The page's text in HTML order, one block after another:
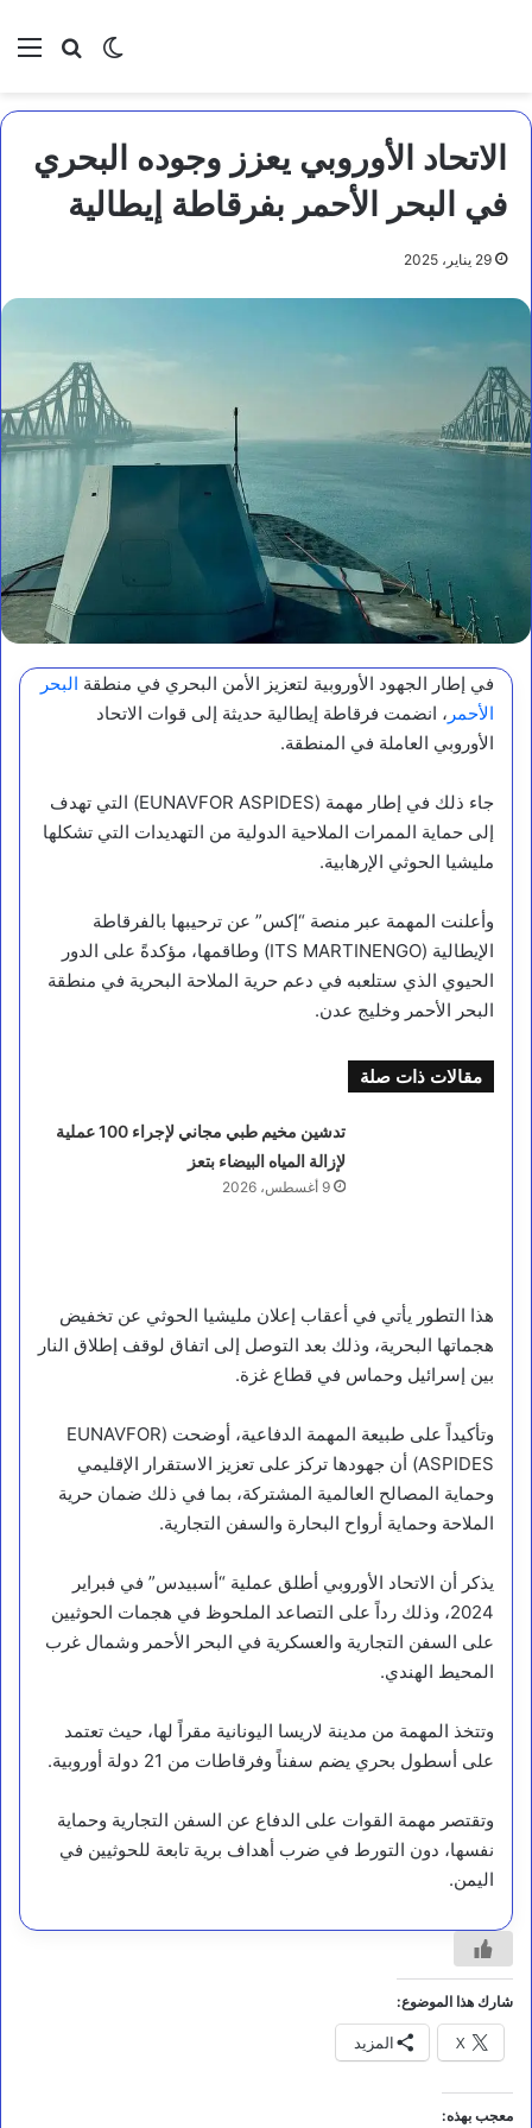
بحثالوضع
الاتحاد الأوروبي يعزز وجوده البحري
في البحر الأحمر بفرقاطة إيطالية
29 يناير، 2025
في إطار الجهود الأوروبية لتعزيز الأمن البحري في منطقة البحر
الأحمر ، انضمت فرقاطة إيطالية حديثة إلى قوات الاتحاد
الأوروبي العاملة في المنطقة.
جاء ذلك في إطار مهمة (EUNAVFOR ASPIDES) التي تهدف
إلى حماية الممرات الملاحية الدولية من التهديدات التي تشكلها
مليشيا الحوثي الإرهابية.
وأعلنت المهمة عبر منصة “إكس” عن ترحيبها بالفرقاطة
الإيطالية (ITS MARTINENGO) وطاقمها، مؤكدةً على الدور
الحيوي الذي ستلعبه في دعم حرية الملاحة البحرية في منطقة
البحر الأحمر وخليج عدن.
مقالات ذات صلة
تدشين مخيم طبي مجاني لإجراء 100 عملية
لإزالة المياه البيضاء بتعز
9 أغسطس، 2026
هذا التطور يأتي في أعقاب إعلان مليشيا الحوثي عن تخفيض
هجماتها البحرية، وذلك بعد التوصل إلى اتفاق لوقف إطلاق النار
بين إسرائيل وحماس في قطاع غزة.
وتأكيداً على طبيعة المهمة الدفاعية، أوضحت (EUNAVFOR
ASPIDES) أن جهودها تركز على تعزيز الاستقرار الإقليمي
وحماية المصالح العالمية المشتركة، بما في ذلك ضمان حرية
الملاحة وحماية أرواح البحارة والسفن التجارية.
يذكر أن الاتحاد الأوروبي أطلق عملية “أسبيدس” في فبراير
2024، وذلك رداً على التصاعد الملحوظ في هجمات الحوثيين
على السفن التجارية والعسكرية في البحر الأحمر وشمال غرب
المحيط الهندي.
وتتخذ المهمة من مدينة لاريسا اليونانية مقراً لها، حيث تعتمد
على أسطول بحري يضم سفناً وفرقاطات من 21 دولة أوروبية.
وتقتصر مهمة القوات على الدفاع عن السفن التجارية وحماية
نفسها، دون التورط في ضرب أهداف برية تابعة للحوثيين في
اليمن.
شارك هذا الموضوع:
X المزيد
معجب بهذه:
ا
ل
س
د
ة
و
س
ط